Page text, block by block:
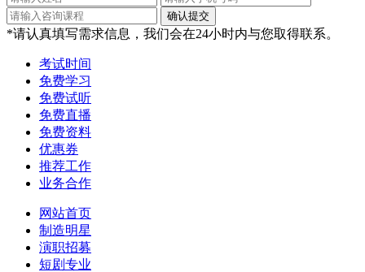
*请认真填写需求信息，我们会在24小时内与您取得联系。
考试时间
免费学习
免费试听
免费直播
免费资料
优惠券
推荐工作
业务合作
网站首页
制造明星
演职招募
短剧专业